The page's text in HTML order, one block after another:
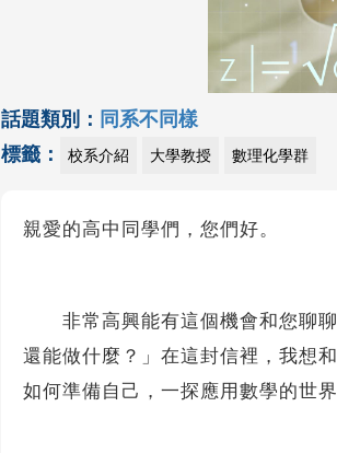
話題類別： 同系不同樣
標籤：
校系介紹 大學教授 數理化學群
親愛的高中同學們，您們好。
非常高興能有這個機會和您聊聊
還能做什麼？」在這封信裡，我想
如何準備自己，一探應用數學的世界